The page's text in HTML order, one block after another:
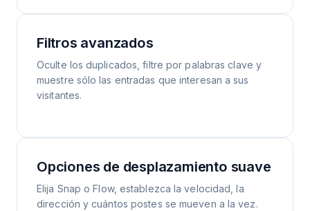
Filtros avanzados
Oculte los duplicados, filtre por palabras clave y
muestre sólo las entradas que interesan a sus
visitantes.
Opciones de desplazamiento suave
Elija Snap o Flow, establezca la velocidad, la
dirección y cuántos postes se mueven a la vez.